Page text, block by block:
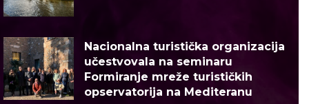
Nacionalna turistička organizacija
učestvovala na seminaru
Formiranje mreže turističkih
opservatorija na Mediteranu